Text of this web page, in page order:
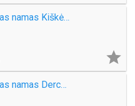
Parduodamas namas Kiškėnų k.

Parduodamas namas Derceklių k.